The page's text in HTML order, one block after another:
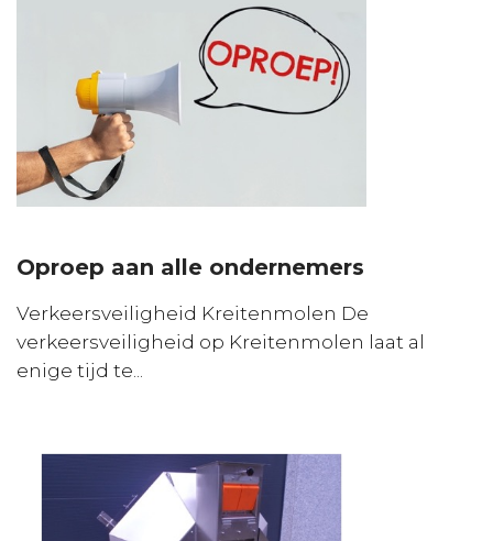
Oproep aan alle ondernemers
Verkeersveiligheid Kreitenmolen De
verkeersveiligheid op Kreitenmolen laat al
enige tijd te...